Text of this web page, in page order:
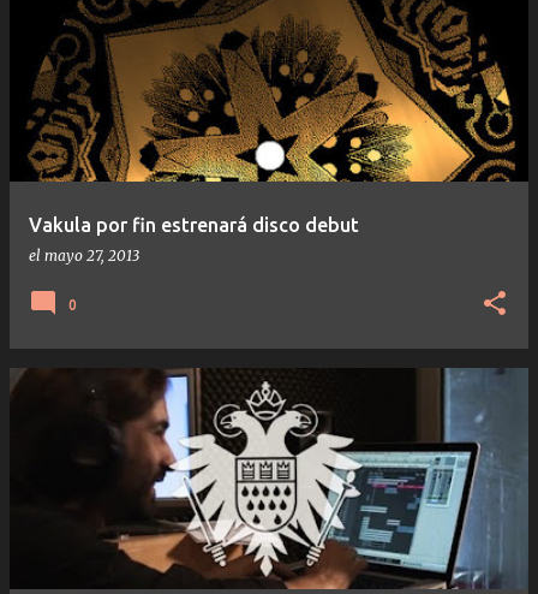
Vakula por fin estrenará disco debut
el mayo 27, 2013
0